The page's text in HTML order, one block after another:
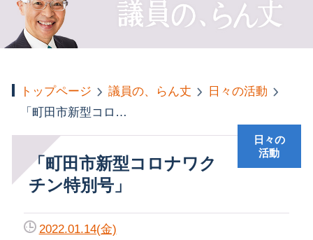
トップページ 議員の、らん丈
日々の活動
「町田市新型コロナワクチン特別号」
「町田市新型コロナワク
チン特別号」
日々の
活動
2022.01.14(金)